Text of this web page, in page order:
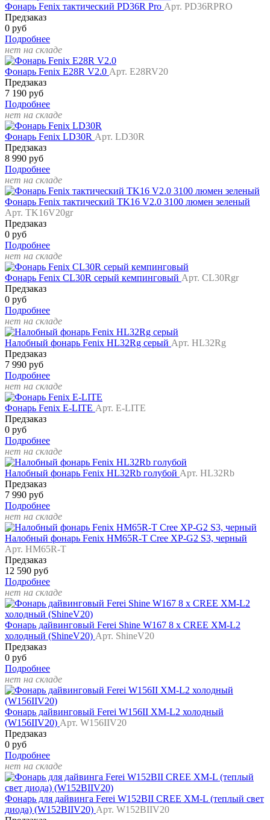
Фонарь Fenix тактический PD36R Pro Арт. PD36RPRO
Предзаказ
0 руб
Подробнее
нет на складе
Фонарь Fenix E28R V2.0 Арт. E28RV20
Предзаказ
7 190 руб
Подробнее
нет на складе
Фонарь Fenix LD30R Арт. LD30R
Предзаказ
8 990 руб
Подробнее
нет на складе
Фонарь Fenix тактический TK16 V2.0 3100 люмен зеленый
Арт. TK16V20gr
Предзаказ
0 руб
Подробнее
нет на складе
Фонарь Fenix CL30R серый кемпинговый Арт. CL30Rgr
Предзаказ
0 руб
Подробнее
нет на складе
Налобный фонарь Fenix HL32Rg серый Арт. HL32Rg
Предзаказ
7 990 руб
Подробнее
нет на складе
Фонарь Fenix E-LITE Арт. E-LITE
Предзаказ
0 руб
Подробнее
нет на складе
Налобный фонарь Fenix HL32Rb голубой Арт. HL32Rb
Предзаказ
7 990 руб
Подробнее
нет на складе
Налобный фонарь Fenix HM65R-T Cree XP-G2 S3, черный
Арт. HM65R-T
Предзаказ
12 590 руб
Подробнее
нет на складе
Фонарь дайвинговый Ferei Shine W167 8 x CREE XM-L2
холодный (ShineV20) Арт. ShineV20
Предзаказ
0 руб
Подробнее
нет на складе
Фонарь дайвинговый Ferei W156II XM-L2 холодный
(W156IIV20) Арт. W156IIV20
Предзаказ
0 руб
Подробнее
нет на складе
Фонарь для дайвинга Ferei W152BII CREE XM-L (теплый свет
диода) (W152BIIV20) Арт. W152BIIV20